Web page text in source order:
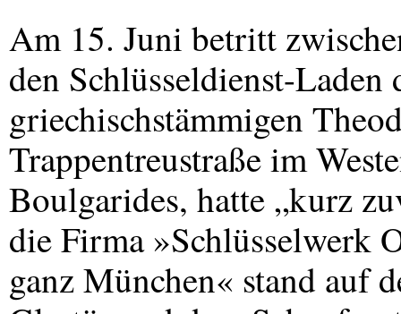
Am 15. Juni betritt
den Schlüsseldienst-Laden
griechischstämmigen
Trappentreustraße im
Boulgarides, hatte „kurz
die Firma »Schlüsselwerk
ganz München« stand auf